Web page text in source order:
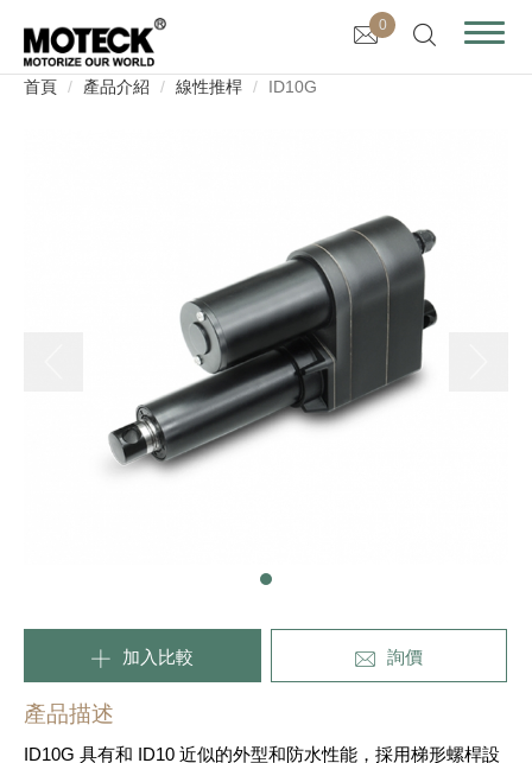
0
首頁 產品介紹 線性推桿 ID10G
加入比較 詢價
產品描述
ID10G 具有和 ID10 近似的外型和防水性能，採用梯形螺桿設